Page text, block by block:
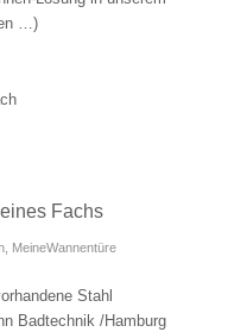
…)
Fachs
, MeineWannentüre
Stahl
Badtechnik /Hamburg